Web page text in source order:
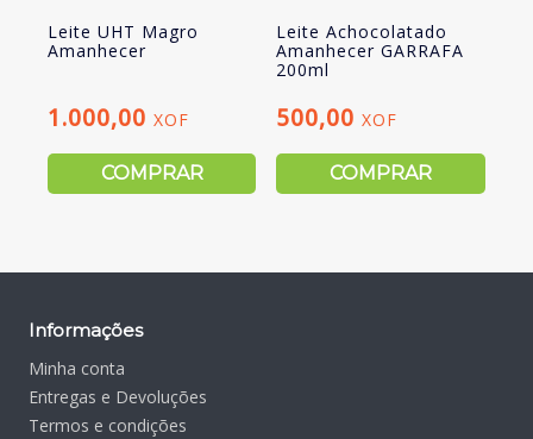
Leite UHT Magro
Amanhecer
1.000,00 XOF
COMPRAR
Leite Achocolatado
Amanhecer GARRAFA
200ml
500,00XOF
COMPRAR
Informações
Minha conta
Entregas e Devoluções
Termos e condições